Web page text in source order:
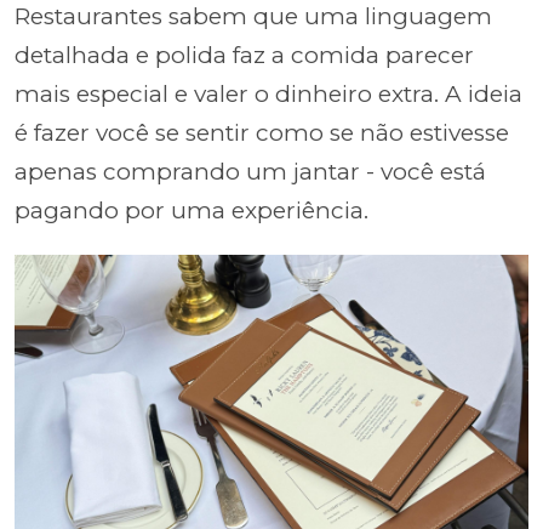
Restaurantes sabem que uma linguagem
detalhada e polida faz a comida parecer
mais especial e valer o dinheiro extra. A ideia
é fazer você se sentir como se não estivesse
apenas comprando um jantar - você está
pagando por uma experiência.